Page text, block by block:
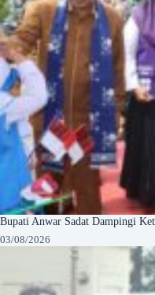
Bupati Anwar Sadat Dampingi
03/08/2026